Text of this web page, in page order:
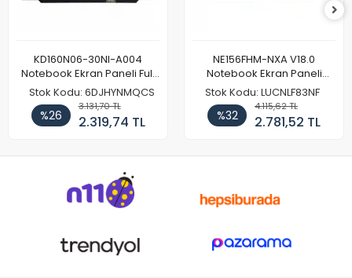
KD160N06-30NI-A004
Notebook Ekran Paneli Full
HD
Stok Kodu: 6DJHYNMQCS
%26
3.131,70 TL
2.319,74 TL
NE156FHM-NXA V18.0
Notebook Ekran Paneli
144Hz
Stok Kodu: LUCNLF83NF
%32
4.115,62 TL
2.781,52 TL